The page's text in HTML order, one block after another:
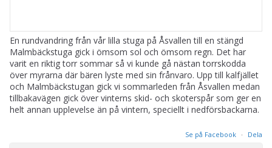
En rundvandring från vår lilla stuga på Åsvallen till en stängd
Malmbäckstuga gick i ömsom sol och ömsom regn. Det har
varit en riktig torr sommar så vi kunde gå nästan torrskodda
över myrarna där bären lyste med sin frånvaro. Upp till kalfjället
och Malmbäckstugan gick vi sommarleden från Åsvallen medan
tillbakavägen gick över vinterns skid- och skoterspår som ger en
helt annan upplevelse än på vintern, speciellt i nedförsbackarna.
Se på Facebook · Dela